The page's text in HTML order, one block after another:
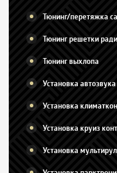
Тюнинг/перетяжка
Тюнинг решетки
Тюнинг выхлопа
Установка автозвука
Установка
Установка круиз
Установка